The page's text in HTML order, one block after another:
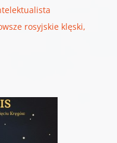
rosyjskie klęski,